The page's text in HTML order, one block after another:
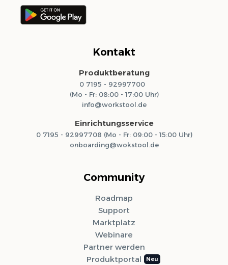
Kontakt
Produktberatung
0 7195 - 92997700
(Mo - Fr: 08:00 - 17:00 Uhr)
info@workstool.de
Einrichtungsservice
0 7195 - 92997708 (Mo - Fr: 09:00 - 15:00 Uhr)
onboarding@wokstool.de
Community
Roadmap
Support
Marktplatz
Webinare
Partner werden
Produktportal